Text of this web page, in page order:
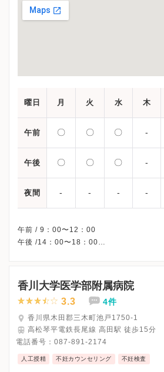
曜日 月 火 水 木
午前 〇 〇 〇 -
午後 〇 〇 〇 -
夜間 - - - -
午前 / 9：00〜12：00
午後 /14：00〜18：00
※受診前には必ずクリニックHPを確認、
香川大学医学部附属病院
3.3 4件
香川県木田郡三木町池戸1750-1
高松琴平電鉄長尾線 高田駅 徒歩15分
電話番号： 087-891-2174
人工授精 不妊カウンセリング 不妊検査